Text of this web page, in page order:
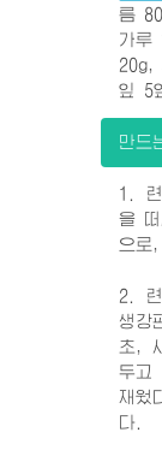
름
가루
20g,
잎 5
만드
1.
을
으로
2.
생강
초,
두고
재웠
다.